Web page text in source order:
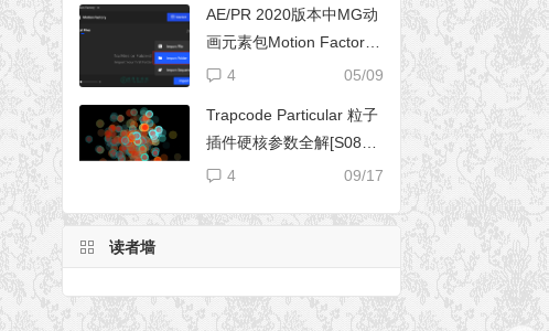
AE/PR 2020版本中MG动
画元素包Motion Factory
脚本无法导入文件夹05/09
4
Trapcode Particular 粒子
插件硬核参数全解[S08E0
2] – 阴影设置（Shadowle
09/17
4
读者墙